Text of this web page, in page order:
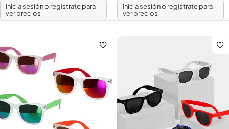
Inicia sesión o regístrate para
ver precios
Inicia sesión o regístrate para
ver precios